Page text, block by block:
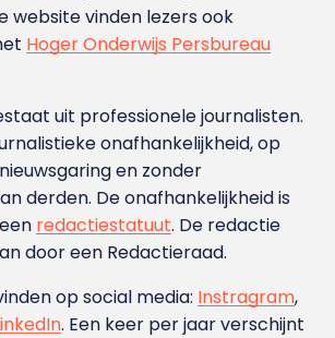
website vinden lezers ook
Hoger Onderwijs Persbureau
uit professionele journalisten.
onafhankelijkheid, op
en zonder
derden. De onafhankelijkheid is
redactiestatuut. De redactie
door een Redactieraad.
op social media: Instragram,
. Een keer per jaar verschijnt